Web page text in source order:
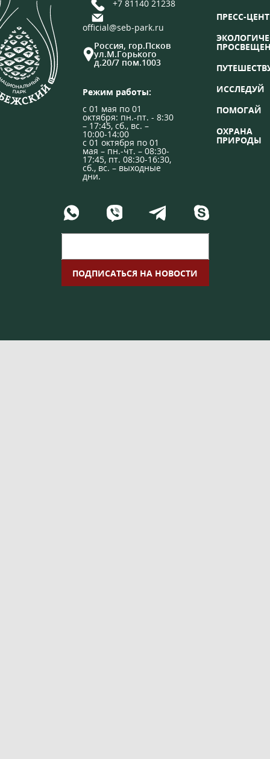
+7 81140 21238
official@seb-park.ru
Россия, гор.Псков
ул.М.Горького
д.20/7 пом.1003
Режим работы:
с 01 мая по 01
октября: пн.-пт. - 8:30
– 17:45, сб., вс. –
10:00-14:00
с 01 октября по 01
мая – пн.-чт. – 08:30-
17:45, пт. 08:30-16:30,
сб., вс. – выходные
дни.
ПРЕСС-
ИССЛЕДУЙ
ПОМОГАЙ
ОХРАНА
ПРИРОДЫ